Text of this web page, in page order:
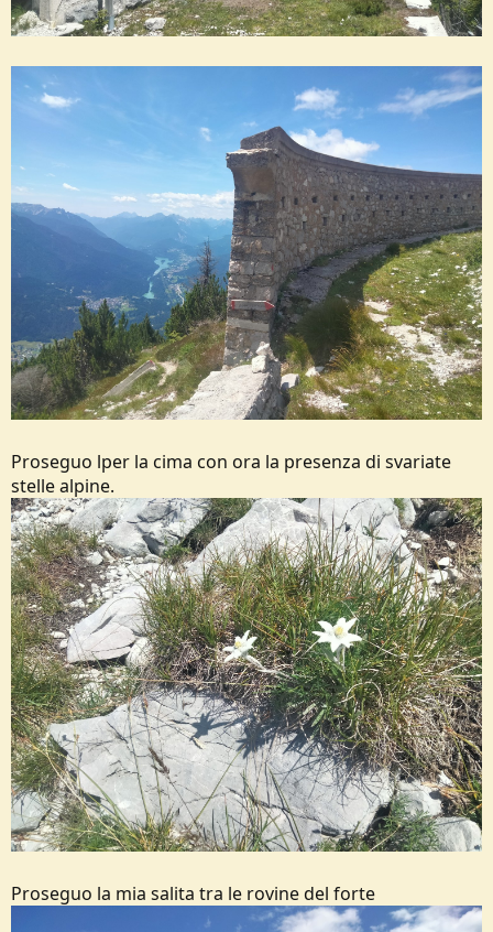
Proseguo lper la cima con ora la presenza di svariate
stelle alpine.
Proseguo la mia salita tra le rovine del forte